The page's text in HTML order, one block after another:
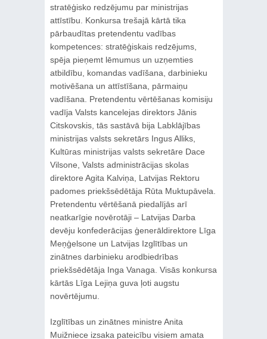
stratēģisko redzējumu par ministrijas
attīstību. Konkursa trešajā kārtā tika
pārbaudītas pretendentu vadības
kompetences: stratēģiskais redzējums,
spēja pieņemt lēmumus un uzņemties
atbildību, komandas vadīšana, darbinieku
motivēšana un attīstīšana, pārmaiņu
vadīšana. Pretendentu vērtēšanas komisiju
vadīja Valsts kancelejas direktors Jānis
Citskovskis, tās sastāvā bija Labklājības
ministrijas valsts sekretārs Ingus Alliks,
Kultūras ministrijas valsts sekretāre Dace
Vilsone, Valsts administrācijas skolas
direktore Agita Kalviņa, Latvijas Rektoru
padomes priekšsēdētāja Rūta Muktupāvela.
Pretendentu vērtēšanā piedalījās arī
neatkarīgie novērotāji – Latvijas Darba
devēju konfederācijas ģenerāldirektore Līga
Meņģelsone un Latvijas Izglītības un
zinātnes darbinieku arodbiedrības
priekšsēdētāja Inga Vanaga. Visās konkursa
kārtās Līga Lejiņa guva ļoti augstu
novērtējumu.
Izglītības un zinātnes ministre Anita
Muižniece izsaka pateicību visiem amata